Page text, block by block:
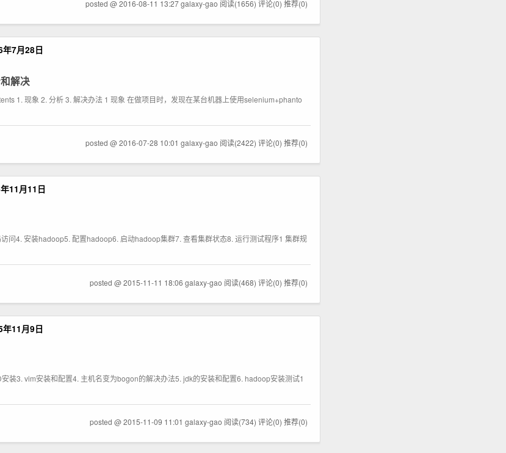
posted @ 2016-08-11 13:27 galaxy-gao 阅读(1656) 评论(0) 推荐(0)
年7月28日
解决
1. 现象 2. 分析 3. 解决办法 1 现象 在做项目时，发现在某台机器上使用selenium+phanto
posted @ 2016-07-28 10:01 galaxy-gao 阅读(2422) 评论(0) 推荐(0)
11月11日
问4. 安装hadoop5. 配置hadoop6. 启动hadoop集群7. 查看集群状态8. 运行测试程序1 集群规
posted @ 2015-11-11 18:06 galaxy-gao 阅读(468) 评论(0) 推荐(0)
年11月9日
3. vim安装和配置4. 主机名变为bogon的解决办法5. jdk的安装和配置6. hadoop安装测试1
posted @ 2015-11-09 11:01 galaxy-gao 阅读(734) 评论(0) 推荐(0)